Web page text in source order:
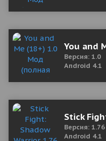
You and
Версия: 1.0
Android 4.1
Stick
Версия: 1.76
Android 4.1